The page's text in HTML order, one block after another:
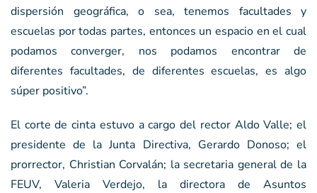
dispersión geográfica, o sea, tenemos facultades y
escuelas por todas partes, entonces un espacio en el cual
podamos converger, nos podamos encontrar de
diferentes facultades, de diferentes escuelas, es algo
súper positivo”.
El corte de cinta estuvo a cargo del rector Aldo Valle; el
presidente de la Junta Directiva, Gerardo Donoso; el
prorrector, Christian Corvalán; la secretaria general de la
FEUV, Valeria Verdejo, la directora de Asuntos